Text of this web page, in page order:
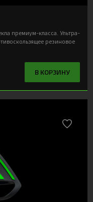
премиум-класса. Ультра-
резиновое
В КОРЗИНУ